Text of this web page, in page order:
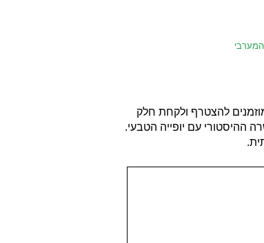
במסגרת אירועי דרום בלב. המרוץ מתקיים בפארק שרשרת נחל גרר ביום שישי 14 בפרואר 2025 ואתם מוזמנים להצטרף ולקחת חלק
ההיסטורי עם יופייה הטבעי.